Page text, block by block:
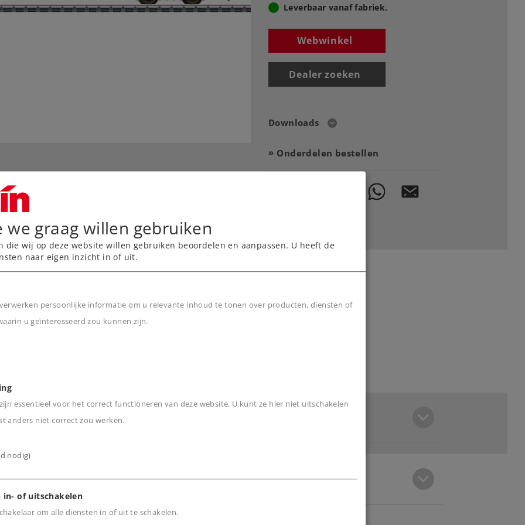
Leverbaar vanaf fabriek.
Webwinkel
Dealer zoeken
Downloads
Onderdelen bestellen
met LED's.
bediend met de
is.
we graag willen gebruiken
die wij op deze website willen gebruiken beoordelen en aanpassen. U heeft de
naar eigen inzicht in of uit.
persoonlijke informatie om u relevante inhoud te tonen over producten, diensten of
u geïnteresseerd zou kunnen zijn.
essentieel voor het correct functioneren van deze website. U kunt ze hier niet uitschakelen
anders niet correct zou werken.
nodig)
in- of uitschakelen
om alle diensten in of uit te schakelen.